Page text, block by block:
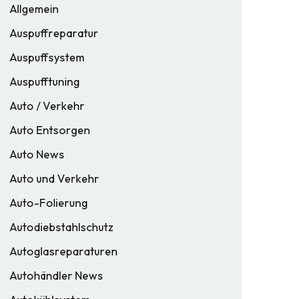
Allgemein
Auspuffreparatur
Auspuffsystem
Auspufftuning
Auto / Verkehr
Auto Entsorgen
Auto News
Auto und Verkehr
Auto-Folierung
Autodiebstahlschutz
Autoglasreparaturen
Autohändler News